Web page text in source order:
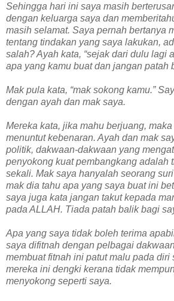
Sehingga hari ini saya masih
dengan keluarga saya dan
masih selamat. Saya pernah bertanya
tentang tindakan yang saya lakukan,
salah? Ayah kata, “sejak dari dulu lagi
apa yang kamu buat dan jangan patah
Mak pula kata, “mak sokong kamu.”
dengan ayah dan mak saya.
Mereka kata, jika mahu berjuang,
menuntut kebenaran. Ayah dan mak
politik, dakwaan-dakwaan yang
penyokong kuat pembangkang adalah
sekali. Mak saya hanyalah seorang
mak dia tahu apa yang saya buat ini
saya juga kata jangan takut kepada
pada ALLAH. Tiada patah balik bagi
Apa yang saya tidak boleh terima
saya difitnah dengan pelbagai
membuat fitnah ini patut malu pada diri
mereka ini dengki kerana tidak
menyokong seperti saya.